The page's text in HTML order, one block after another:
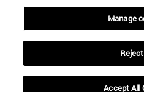
Manage
Accept All